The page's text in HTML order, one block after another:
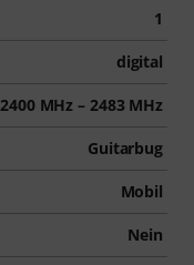
1
digital
2400 MHz – 2483 MHz
Guitarbug
Mobil
Nein